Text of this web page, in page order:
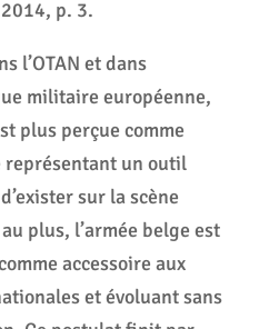
p. 3.
l’OTAN et dans
militaire européenne,
plus perçue comme
représentant un outil
sur la scène
plus, l’armée belge est
accessoire aux
et évoluant sans